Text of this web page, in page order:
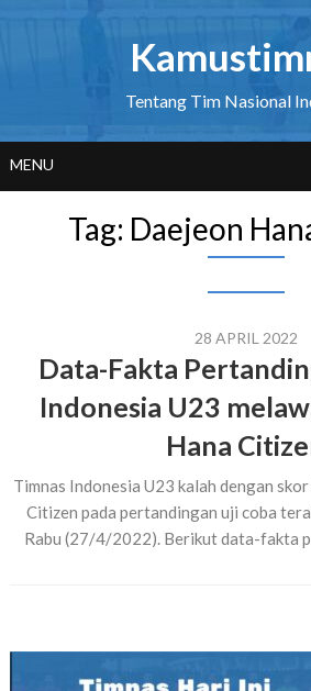
Tentang Tim Nasional
MENU
Tag: Daejeon
28 APRIL 2022
Data-Fakta
Indonesia U23
Hana
Timnas Indonesia U23 kalah dengan
Citizen pada pertandingan uji coba
Rabu (27/4/2022). Berikut data-fakta